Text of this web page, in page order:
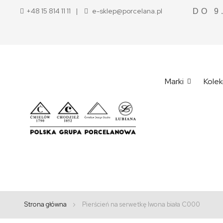
+48 15 814 11 11 e-sklep@porcelana.pl DO
Marki
Strona główna Pierścień na serwetkę Iwona biała C000